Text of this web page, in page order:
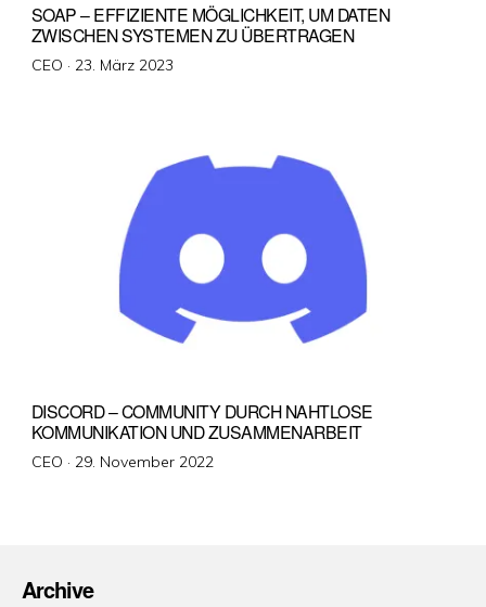
SOAP – EFFIZIENTE MÖGLICHKEIT, UM DATEN
ZWISCHEN SYSTEMEN ZU ÜBERTRAGEN
CEO · Veröffentlicht
23. März 2023
DISCORD – COMMUNITY DURCH NAHTLOSE
KOMMUNIKATION UND ZUSAMMENARBEIT
CEO · Veröffentlicht
29. November 2022
Archive